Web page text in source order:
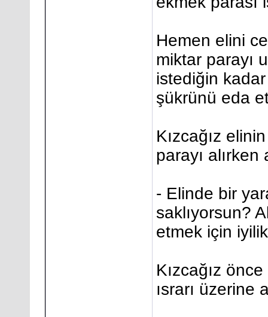
Hemen elini
miktar parayı
istediğin
şükrünü eda
Kızcağız
parayı
- Elinde bir
saklıyorsun?
etmek için
Kızcağız
ısrarı üzerine